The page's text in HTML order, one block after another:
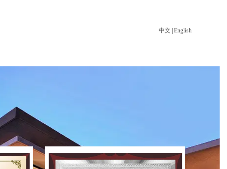
中文 English